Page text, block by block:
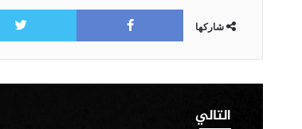
شاركها
Facebook
التاليالتنفيذي